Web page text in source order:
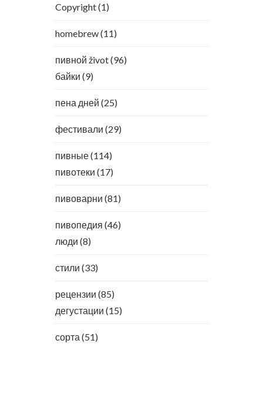
Copyright(1)
homebrew(11)
пивной život(96)
байки (9)
пена дней (25)
фестивали (29)
пивные(114)
пивотеки (17)
пивоварни (81)
пивопедия (46)
люди (8)
стили (33)
рецензии (85)
дегустации (15)
сорта (51)